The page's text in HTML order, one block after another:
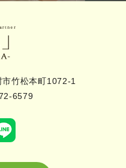
竹松本町1072-1
6579